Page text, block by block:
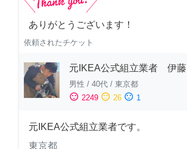
ありがとうございます！
依頼されたチケット
元IKEA公式組立業者 伊藤
男性 / 40代 / 東京都
sentiment_satisfied 2249 sentiment_neutral 26 sentiment_dissatisfied 1
元IKEA公式組立業者です。
東京都